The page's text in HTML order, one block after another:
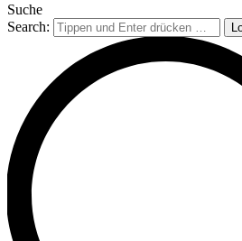
Suche
Search: